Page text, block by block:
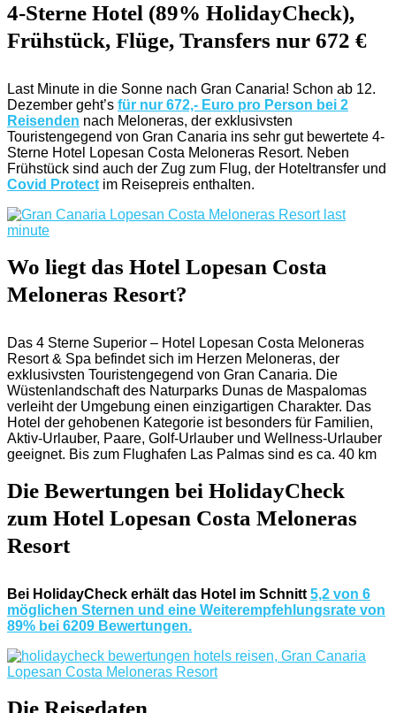
4-Sterne Hotel (89% HolidayCheck),
Frühstück, Flüge, Transfers nur 672 €
Last Minute in die Sonne nach Gran Canaria! Schon ab 12.
Dezember geht’s für nur 672,- Euro pro Person bei 2
Reisenden nach Meloneras, der exklusivsten
Touristengegend von Gran Canaria ins sehr gut bewertete 4-
Sterne Hotel Lopesan Costa Meloneras Resort. Neben
Frühstück sind auch der Zug zum Flug, der Hoteltransfer und
Covid Protect im Reisepreis enthalten.
Wo liegt das Hotel Lopesan Costa
Meloneras Resort?
Das 4 Sterne Superior – Hotel Lopesan Costa Meloneras
Resort & Spa befindet sich im Herzen Meloneras, der
exklusivsten Touristengegend von Gran Canaria. Die
Wüstenlandschaft des Naturparks Dunas de Maspalomas
verleiht der Umgebung einen einzigartigen Charakter. Das
Hotel der gehobenen Kategorie ist besonders für Familien,
Aktiv-Urlauber, Paare, Golf-Urlauber und Wellness-Urlauber
geeignet. Bis zum Flughafen Las Palmas sind es ca. 40 km
Die Bewertungen bei HolidayCheck
zum Hotel Lopesan Costa Meloneras
Resort
Bei HolidayCheck erhält das Hotel im Schnitt 5,2 von 6
möglichen Sternen und eine Weiterempfehlungsrate von
89% bei 6209 Bewertungen.
Die Reisedaten